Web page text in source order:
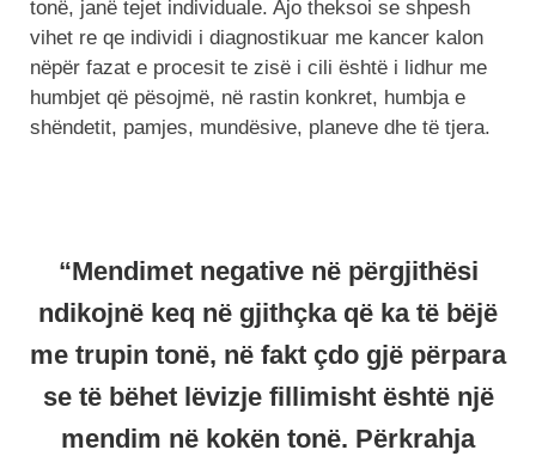
tonë, janë tejet individuale. Ajo theksoi se shpesh
vihet re qe individi i diagnostikuar me kancer kalon
nëpër fazat e procesit te zisë i cili është i lidhur me
humbjet që pësojmë, në rastin konkret, humbja e
shëndetit, pamjes, mundësive, planeve dhe të tjera.
“Mendimet negative në përgjithësi
ndikojnë keq në gjithçka që ka të bëjë
me trupin tonë, në fakt çdo gjë përpara
se të bëhet lëvizje fillimisht është një
mendim në kokën tonë. Përkrahja